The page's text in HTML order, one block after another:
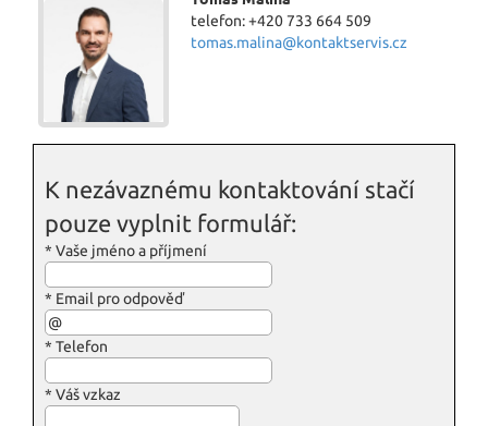
telefon: +420 733 664 509
tomas.malina@kontaktservis.cz
K nezávaznému kontaktování stačí
pouze vyplnit formulář:
* Vaše jméno a příjmení
* Email pro odpověď
* Telefon
* Váš vzkaz